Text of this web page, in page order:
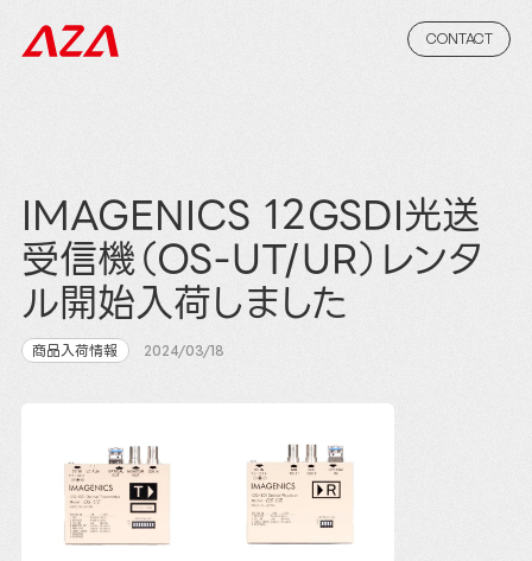
CONTACT
IMAGENICS 12GSDI光送
受信機（OS-UT/UR）レンタ
ル開始入荷しました
商品入荷情報 2024/03/18